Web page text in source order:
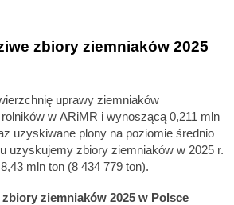
zbiory ziemniaków 2025
uprawy ziemniaków
w ARiMR i wynoszącą 0,211 mln
uzyskiwane plony na poziomie średnio
uzyskujemy zbiory ziemniaków w 2025 r.
mln ton (8 434 779 ton).
ziemniaków 2025 w Polsce